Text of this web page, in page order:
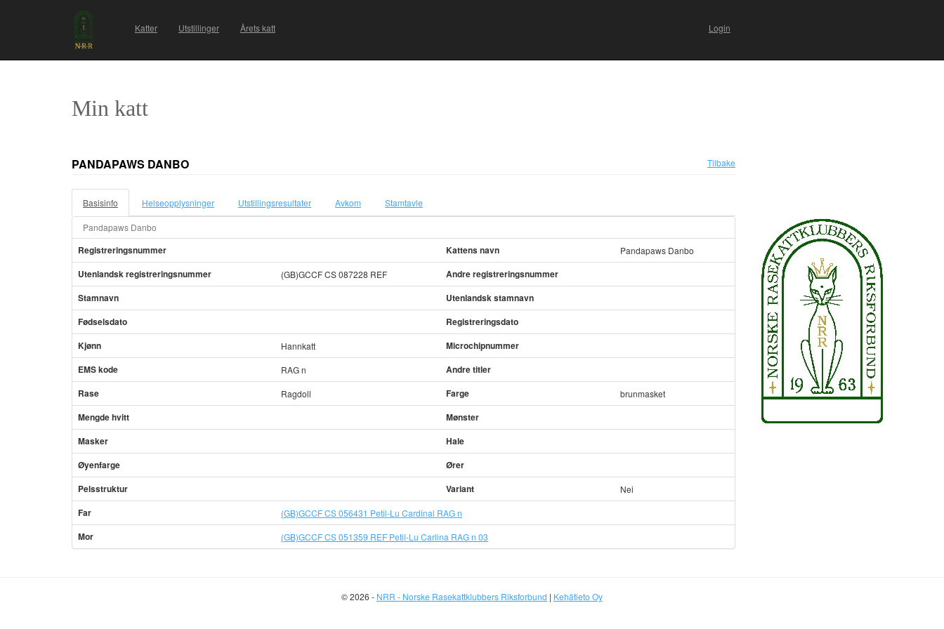
Katter Utstillinger Årets katt Login
Min katt
PANDAPAWS DANBO Tilbake
Basisinfo Helseopplysninger Utstillingsresultater Avkom Stamtavle
Pandapaws Danbo
Registreringsnummer Kattens navn Pandapaws Danbo
Utenlandsk registreringsnummer (GB)GCCF CS 087228 REF
Andre registreringsnummer
Stamnavn
Utenlandsk stamnavn
Fødselsdato
Registreringsdato
Kjønn
Hannkatt
Microchipnummer
EMS kode
RAG n
Andre titler
Rase
Ragdoll Farge brunmasket
Mengde hvitt
Mønster
Masker
Hale
Øyenfarge
Ører
Pelsstruktur
Variant Nei
Far (GB)GCCF CS 056431 Petil-Lu Cardinal RAG n
Mor (GB)GCCF CS 051359 REF Petil-Lu Carlina RAG n 03
© 2026 - NRR - Norske Rasekattklubbers Riksforbund | Kehätieto Oy